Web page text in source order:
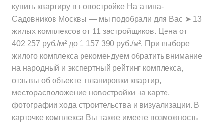
Средняя цена
за 1 м²
за 1 м²
Средняя цена
за 1 м²
от 809 100 ₽
за квартиру
Минимальная цена
за 1 м²
от 532 900 ₽
Средняя цена
за 1 м²
от 753 900 ₽
Средняя цена
за квартиру
от 44 586 000 ₽
Минимальная цена
за 1 м²
от 461 600 ₽
Средняя цена
за 1 м²
от 665 700 ₽
купить квартиру в новостройке Нагатина-
Садовников Москвы — мы подобрали для Вас ➤ 13
жилых комплексов от 11 застройщиков. Цена от
402 257 руб./м² до 1 157 390 руб./м². При выборе
жилого комплекса рекомендуем обратить внимание
на народный и экспертный рейтинг комплекса,
отзывы об объекте, планировки квартир,
месторасположение новостройки на карте,
фотографии хода строительства и визуализации. В
карточке комплекса Вы также имеете возможность